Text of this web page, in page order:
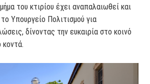
του κτιρίου έχει αναπαλαιωθεί και
Υπουργείο Πολιτισμού για
δίνοντας την ευκαιρία στο κοινό
κοντά.